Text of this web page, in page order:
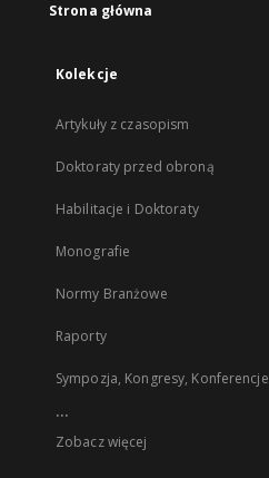
Strona główna
Kolekcje
Artykuły z czasopism
Doktoraty przed obroną
Habilitacje i Doktoraty
Monografie
Normy Branżowe
Raporty
Sympozja, Kongresy, Konferencje
...
Zobacz więcej